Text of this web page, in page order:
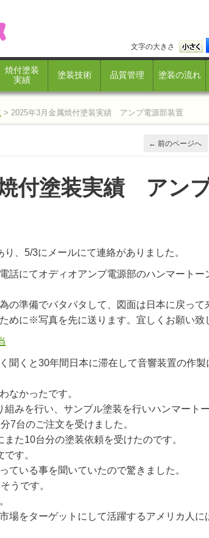
文字の大きさ
焼付塗装
実績
塗装技術 品質管理 塗装の流れ
> 2025年3月金属焼付塗装実績 アンプ電源部装置
← 前のページへ
付塗装実績 アン
、5/3にメールにて連絡がありました。
話にてオディオアンプ電源部のハンマートー
の準備でバタバタして、図面は日本に戻って
めに※写真を先に送ります。宜しくお願い致
聞くと30年間日本に滞在して音響装置の作製
なかったです。
みを行い、サンプル塗装を行いハンマート
7台のご注文を受けました。
た10台分の塗装依頼を受けたのです。
す。
ている事を聞いていたので驚きました。
うです。
場をターゲットにして活躍するアメリカ人に